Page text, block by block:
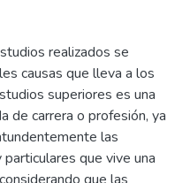
realizados se
causas que lleva a los
superiores es una
de carrera o profesión, ya
las
que vive una